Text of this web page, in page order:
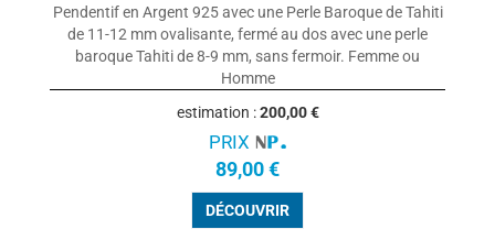
Pendentif en Argent 925 avec une Perle Baroque de Tahiti
de 11-12 mm ovalisante, fermé au dos avec une perle
baroque Tahiti de 8-9 mm, sans fermoir. Femme ou
Homme
estimation :200,00 €
PRIX
89,00 €
DÉCOUVRIR